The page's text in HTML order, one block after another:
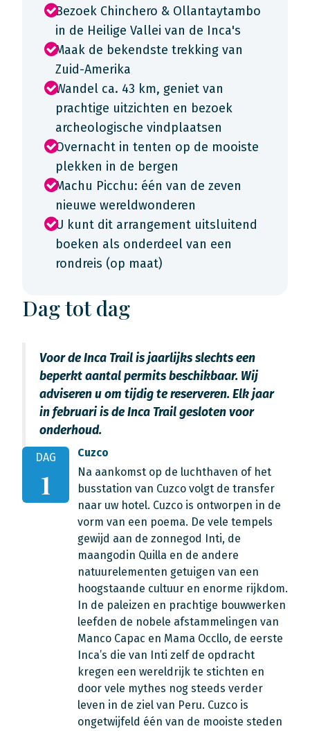
Bezoek Chinchero & Ollantaytambo
in de Heilige Vallei van de Inca's
Maak de bekendste trekking van
Zuid-Amerika
Wandel ca. 43 km, geniet van
prachtige uitzichten en bezoek
archeologische vindplaatsen
Overnacht in tenten op de mooiste
plekken in de bergen
Machu Picchu: één van de zeven
nieuwe wereldwonderen
U kunt dit arrangement uitsluitend
boeken als onderdeel van een
rondreis (op maat)
Dag tot dag
Voor de Inca Trail is jaarlijks slechts een
beperkt aantal permits beschikbaar. Wij
adviseren u om tijdig te reserveren. Elk jaar
in februari is de Inca Trail gesloten voor
onderhoud.
DAG
1
Cuzco
Na aankomst op de luchthaven of het
busstation van Cuzco volgt de transfer
naar uw hotel. Cuzco is ontworpen in de
vorm van een poema. De vele tempels
gewijd aan de zonnegod Inti, de
maangodin Quilla en de andere
natuurelementen getuigen van een
hoogstaande cultuur en enorme rijkdom.
In de paleizen en prachtige bouwwerken
leefden de nobele afstammelingen van
Manco Capac en Mama Occllo, de eerste
Inca’s die van Inti zelf de opdracht
kregen een wereldrijk te stichten en
door vele mythes nog steeds verder
leven in de ziel van Peru. Cuzco is
ongetwijfeld één van de mooiste steden